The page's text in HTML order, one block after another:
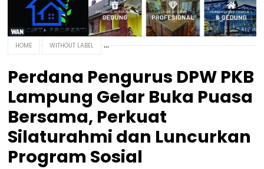
HOME WITHOUT LABEL
Perdana Pengurus DPW PKB
Lampung Gelar Buka Puasa
Bersama, Perkuat
Silaturahmi dan Luncurkan
Program Sosial